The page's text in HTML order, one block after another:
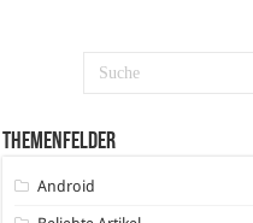
Themenfelder
Android